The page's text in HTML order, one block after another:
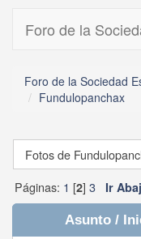
Foro de la
Foro de la Sociedad
Fundulopanchax
Fotos de
Páginas: 1 [2] 3 Ir
Asunto/